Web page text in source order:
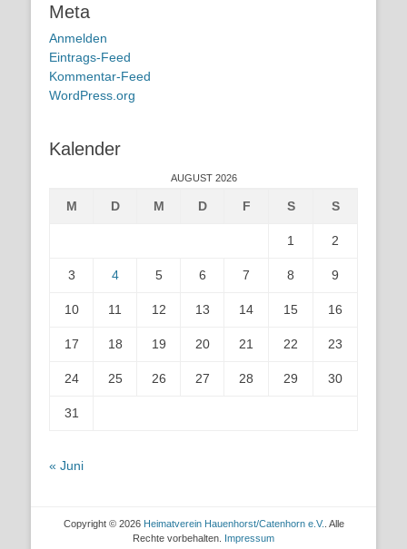
Meta
Anmelden
Eintrags-Feed
Kommentar-Feed
WordPress.org
Kalender
AUGUST 2026
M D M D F S S
1 2
3 4 5 6 7 8 9
10 11 12 13 14 15 16
17 18 19 20 21 22 23
24 25 26 27 28 29 30
31
« Juni
Copyright © 2026 Heimatverein Hauenhorst/Catenhorn e.V. . Alle
Rechte vorbehalten. Impressum